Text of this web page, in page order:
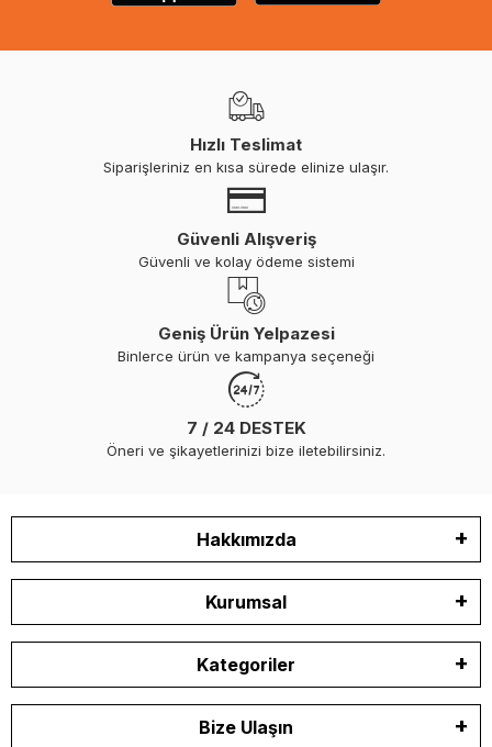
Hızlı Teslimat
Siparişleriniz en kısa sürede elinize ulaşır.
Güvenli Alışveriş
Güvenli ve kolay ödeme sistemi
Geniş Ürün Yelpazesi
Binlerce ürün ve kampanya seçeneği
7 / 24 DESTEK
Öneri ve şikayetlerinizi bize iletebilirsiniz.
Hakkımızda
Kurumsal
Kategoriler
Bize Ulaşın